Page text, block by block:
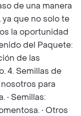
de una manera
que no solo te
la oportunidad
del Paquete:
de las
4. Semillas de
para
• Semillas:
• Otros